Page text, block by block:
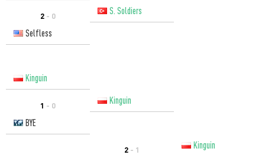
2 - 0
S. Soldiers
Selfless
Kinguin
1 - 0
Kinguin
BYE
2 - 1
Kinguin